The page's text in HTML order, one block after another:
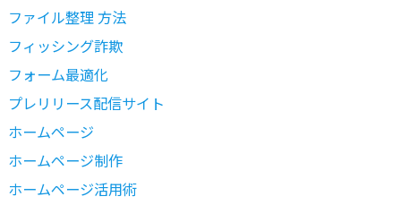
ファイル整理 方法
フィッシング詐欺
フォーム最適化
プレリリース配信サイト
ホームページ
ホームページ制作
ホームページ活用術